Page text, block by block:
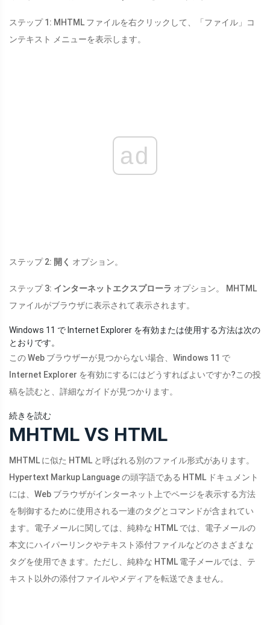
ステップ 1: MHTML ファイルを右クリックして、「ファイル」コ
ンテキスト メニューを表示します。
ad
ステップ 2: 開く オプション。
ステップ 3: インターネットエクスプローラ オプション。 MHTML
ファイルがブラウザに表示されて表示されます。
Windows 11 で Internet Explorer を有効または使用する方法は次の
とおりです。
この Web ブラウザーが見つからない場合、Windows 11 で
Internet Explorer を有効にするにはどうすればよいですか?この投
稿を読むと、詳細なガイドが見つかります。
続きを読む
MHTML VS HTML
MHTML に似た HTML と呼ばれる別のファイル形式があります。
Hypertext Markup Language の頭字語である HTML ドキュメント
には、Web ブラウザがインターネット上でページを表示する方法
を制御するために使用される一連のタグとコマンドが含まれてい
ます。電子メールに関しては、純粋な HTML では、電子メールの
本文にハイパーリンクやテキスト添付ファイルなどのさまざまな
タグを使用できます。ただし、純粋な HTML 電子メールでは、テ
キスト以外の添付ファイルやメディアを転送できません。